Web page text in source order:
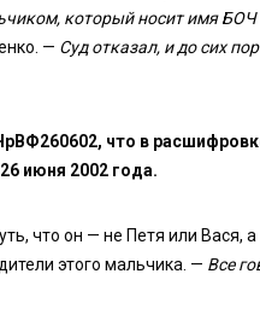
который носит имя
— Суд отказал, и до сих
что в
июня 2002 года.
что он — не Петя или Вася,
этого мальчика. — Все